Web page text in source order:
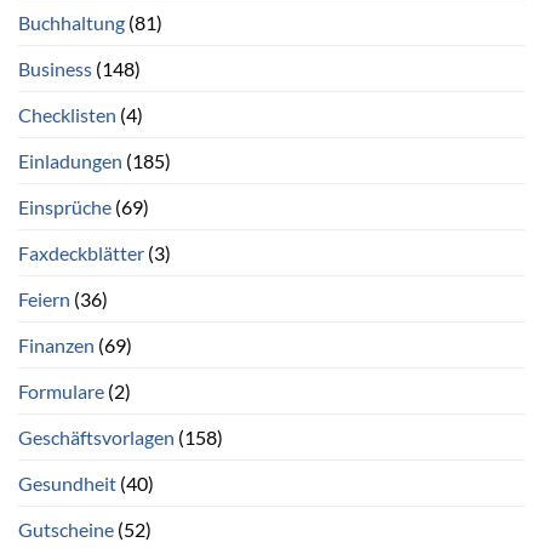
Buchhaltung (81)
Business (148)
Checklisten (4)
Einladungen (185)
Einsprüche (69)
Faxdeckblätter (3)
Feiern (36)
Finanzen (69)
Formulare (2)
Geschäftsvorlagen (158)
Gesundheit (40)
Gutscheine (52)